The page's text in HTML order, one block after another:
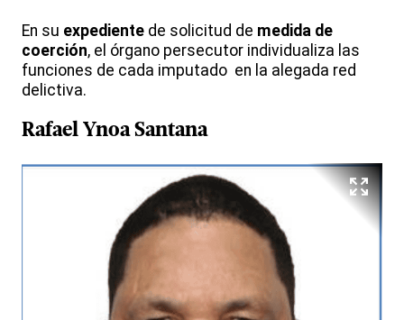
En su expediente de solicitud de medida de
coerción, el órgano persecutor individualiza las
funciones de cada imputado en la alegada red
delictiva.
Rafael Ynoa Santana